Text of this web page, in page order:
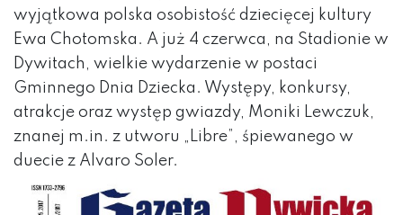
wyjątkowa polska osobistość dziecięcej kultury
Ewa Chotomska. A już 4 czerwca, na Stadionie w
Dywitach, wielkie wydarzenie w postaci
Gminnego Dnia Dziecka. Występy, konkursy,
atrakcje oraz występ gwiazdy, Moniki Lewczuk,
znanej m.in. z utworu „Libre”, śpiewanego w
duecie z Alvaro Soler.